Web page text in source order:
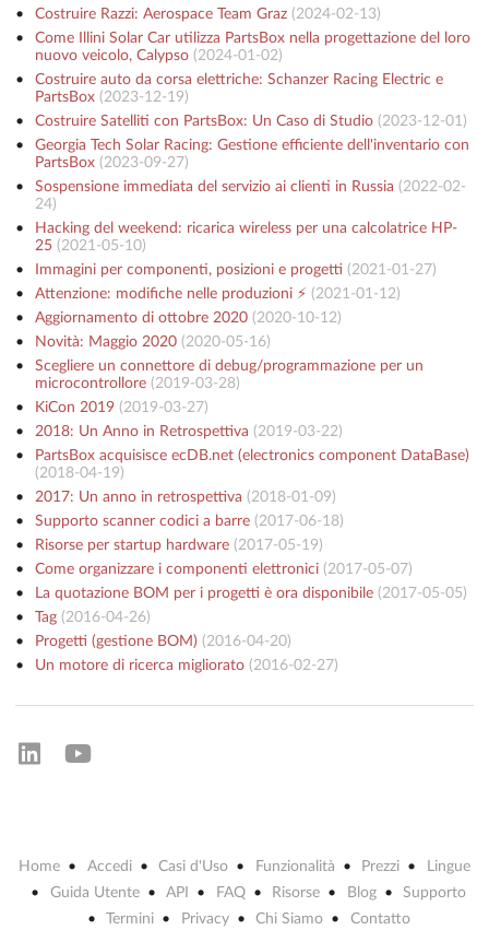
Costruire Razzi: Aerospace Team Graz(2024-02-13)
Come Illini Solar Car utilizza PartsBox nella progettazione del loro
nuovo veicolo, Calypso(2024-01-02)
Costruire auto da corsa elettriche: Schanzer Racing Electric e
PartsBox(2023-12-19)
Costruire Satelliti con PartsBox: Un Caso di Studio(2023-12-01)
Georgia Tech Solar Racing: Gestione efficiente dell'inventario con
PartsBox(2023-09-27)
Sospensione immediata del servizio ai clienti in Russia (2022-02-
24)
Hacking del weekend: ricarica wireless per una calcolatrice HP-
25(2021-05-10)
Immagini per componenti, posizioni e progetti (2021-01-27)
Attenzione: modifiche nelle produzioni ⚡️ (2021-01-12)
Aggiornamento di ottobre 2020(2020-10-12)
Novità: Maggio 2020(2020-05-16)
Scegliere un connettore di debug/programmazione per un
microcontrollore(2019-03-28)
KiCon 2019(2019-03-27)
2018: Un Anno in Retrospettiva (2019-03-22)
PartsBox acquisisce ecDB.net (electronics component DataBase)
(2018-04-19)
2017: Un anno in retrospettiva (2018-01-09)
Supporto scanner codici a barre(2017-06-18)
Risorse per startup hardware(2017-05-19)
Come organizzare i componenti elettronici(2017-05-07)
La quotazione BOM per i progetti è ora disponibile(2017-05-05)
Tag(2016-04-26)
Progetti (gestione BOM) (2016-04-20)
Un motore di ricerca migliorato(2016-02-27)
Home Accedi Casi d'Uso Funzionalità Prezzi
Lingue
Guida Utente
API FAQ Risorse Blog
Supporto
Termini
Privacy Chi Siamo Contatto